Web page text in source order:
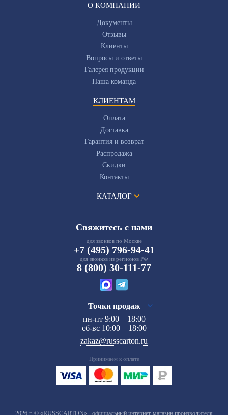
О КОМПАНИИ
Документы
Отзывы
Клиенты
Вопросы и ответы
Галерея продукции
Наша команда
КЛИЕНТАМ
Оплата
Доставка
Гарантия и возврат
Распродажа
Скидки
Контакты
КАТАЛОГ
Свяжитесь с нами
для звонков по Москве
+7 (495) 796-94-41
для звонков из регионов РФ
8 (800) 30-111-77
Точки продаж
пн-пт 9:00 – 18:00
сб-вс 10:00 – 18:00
zakaz@russcarton.ru
Принимаем к оплате
2026 г. © «RUSSCARTON» - официальный интернет-магазин производителя